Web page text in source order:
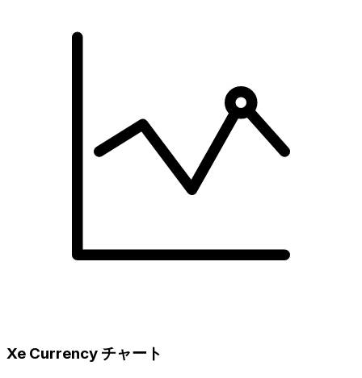
Xe Currency チャート